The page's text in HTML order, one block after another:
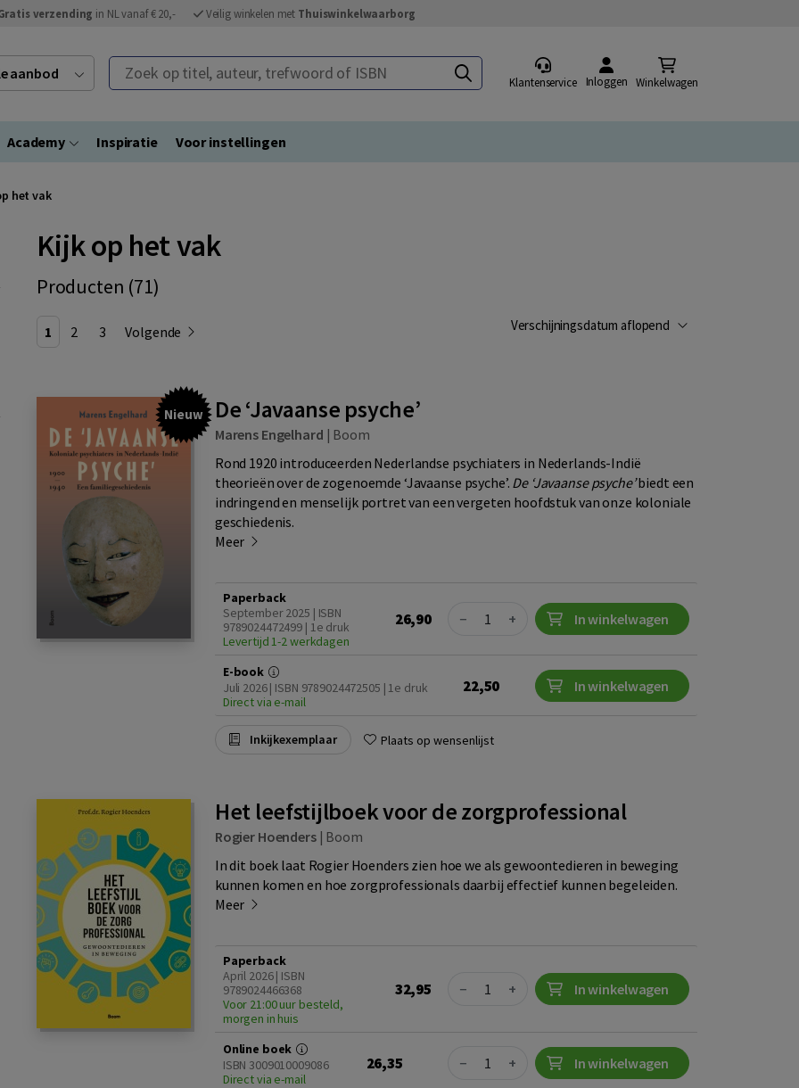
verzending in NL vanaf € 20,- Veilig winkelen met Thuiswinkelwaarborg
aanbod Zoek op titel, auteur, trefwoord of ISBN
Klantenservice Inloggen Winkelwagen
Academy Inspiratie Voor instellingen
het vak
Kijk op het vak
Producten (71)
1 2 3 Volgende Verschijningsdatum aflopend
Nieuw De ‘Javaanse psyche’
Marens Engelhard | Boom
Rond 1920 introduceerden Nederlandse psychiaters in Nederlands-Indië
theorieën over de zogenoemde ‘Javaanse psyche’. De ‘Javaanse psyche’biedt een
indringend en menselijk portret van een vergeten hoofdstuk van onze koloniale
geschiedenis.
Meer
Paperback
September 2025 | ISBN
9789024472499 | 1e druk
Levertijd 1-2 werkdagen
26,90 Quantity
− + In winkelwagen
E-book
Juli 2026 | ISBN 9789024472505 | 1e druk
Direct via e-mail
22,50 In winkelwagen
Inkijkexemplaar Plaats op wensenlijst
Het leefstijlboek voor de zorgprofessional
Rogier Hoenders| Boom
In dit boek laat Rogier Hoenders zien hoe we als gewoontedieren in beweging
kunnen komen en hoe zorgprofessionals daarbij effectief kunnen begeleiden.
Meer
Paperback
April 2026 | ISBN
9789024466368
Voor 21:00 uur besteld,
morgen in huis
32,95 Quantity
− + In winkelwagen
Online boek
ISBN 3009010009086
Direct via e-mail
26,35 Quantity
− + In winkelwagen